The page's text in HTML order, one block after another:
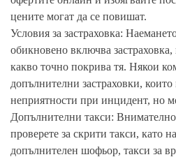
цените могат да се повишат.
Условия за застраховка:
обикновено включва
какво точно покрива тя. Някои
допълнителни застраховки, които
неприятности при инцидент, но
Допълнителни такси: Внимателно
проверете за скрити такси, като
допълнителен шофьор, такси за